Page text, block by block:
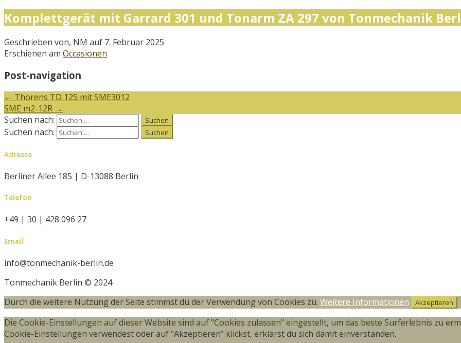
Komplettgerät mit Garrard 301 und Tonarm ZA 297 von Tonmechanik
Geschrieben von, NM auf 7. Februar 2025
Erschienen am Occasionen
Post-navigation
← Thorens TD 125 mit SME3012
SME m2-12R →
Suchen nach:
Suchen nach:
Adresse
Berliner Allee 185 | D-13088 Berlin
Telefon
+49 | 30 | 428 096 27
Email
info@tonmechanik-berlin.de
Tonmechanik Berlin © 2024
Durch die weitere Nutzung der Seite stimmst du der Verwendung von Cookies zu. Weitere Informationen Akzeptieren
Die Cookie-Einstellungen auf dieser Website sind auf "Cookies zulassen" eingestellt, um das beste Surferlebnis zu
Cookie-Einstellungen verwendest oder auf "Akzeptieren" klickst, erklärst du sich damit einverstanden.